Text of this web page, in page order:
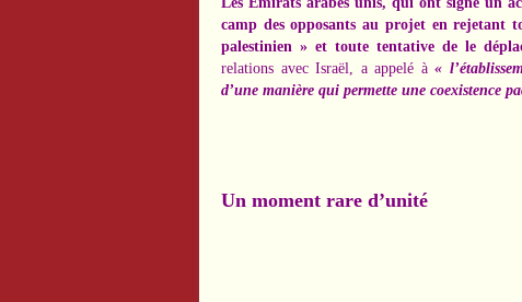
camp des opposants au projet en rejetant
palestinien » et toute tentative de le
relations avec Israël, a appelé à «
d’une manière qui permette une coexistence
Un moment rare d’unité